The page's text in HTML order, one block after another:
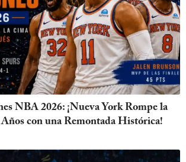
NBA 2026: ¡Nueva York Rompe la
con una Remontada Histórica!